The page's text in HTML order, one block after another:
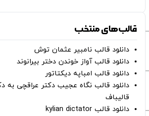
قالب‌های منتخب
دانلود قالب نامبیر عثمان ‌توش
دانلود قالب آواز خوندن دختر بیرانوند
دانلود قالب امباپه دیکتاتور
دانلود قالب نگاه عجیب دکتر عراقچی به
قالیباف
دانلود قالب kylian dictator